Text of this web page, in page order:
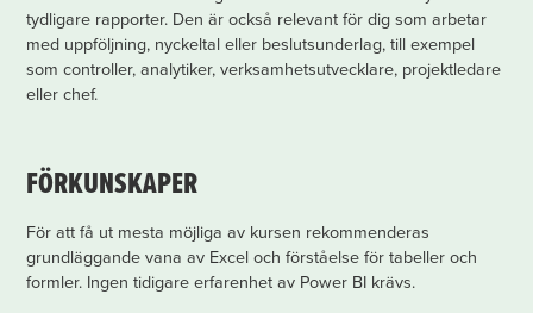
tydligare rapporter. Den är också relevant för dig som arbetar
med uppföljning, nyckeltal eller beslutsunderlag, till exempel
som controller, analytiker, verksamhetsutvecklare, projektledare
eller chef.
FÖRKUNSKAPER
För att få ut mesta möjliga av kursen rekommenderas
grundläggande vana av Excel och förståelse för tabeller och
formler. Ingen tidigare erfarenhet av Power BI krävs.